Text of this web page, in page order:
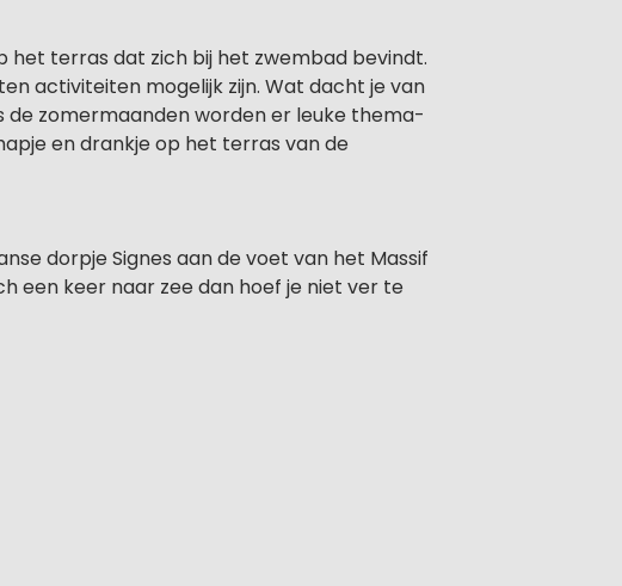
het terras dat zich bij het zwembad bevindt.
activiteiten mogelijk zijn. Wat dacht je van
de zomermaanden worden er leuke thema-
en drankje op het terras van de
dorpje Signes aan de voet van het Massif
een keer naar zee dan hoef je niet ver te